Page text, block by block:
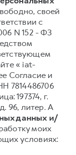
X
₽
₽
своей
с
N 152 - ФЗ
« iat-
Согласие и
7814486706
197374, г.
96, литер. А
данных и/
моих
условиях: